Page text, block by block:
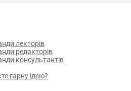
лекторів
редакторів
консультантів
гарну ідею?